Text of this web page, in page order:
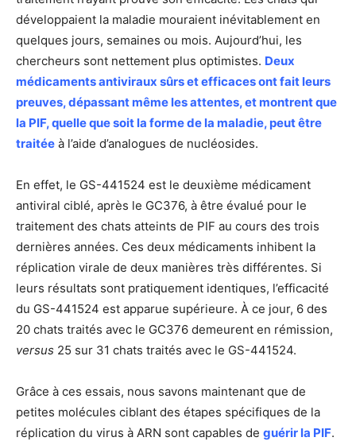
développaient la maladie mouraient inévitablement en
quelques jours, semaines ou mois. Aujourd’hui, les
chercheurs sont nettement plus optimistes. Deux
médicaments antiviraux sûrs et efficaces ont fait leurs
preuves, dépassant même les attentes, et montrent que
la PIF, quelle que soit la forme de la maladie, peut être
traitée à l’aide d’analogues de nucléosides.
En effet, le GS-441524 est le deuxième médicament
antiviral ciblé, après le GC376, à être évalué pour le
traitement des chats atteints de PIF au cours des trois
dernières années. Ces deux médicaments inhibent la
réplication virale de deux manières très différentes. Si
leurs résultats sont pratiquement identiques, l’efficacité
du GS-441524 est apparue supérieure. À ce jour, 6 des
20 chats traités avec le GC376 demeurent en rémission,
versus 25 sur 31 chats traités avec le GS-441524.
Grâce à ces essais, nous savons maintenant que de
petites molécules ciblant des étapes spécifiques de la
réplication du virus à ARN sont capables de guérir la PIF.